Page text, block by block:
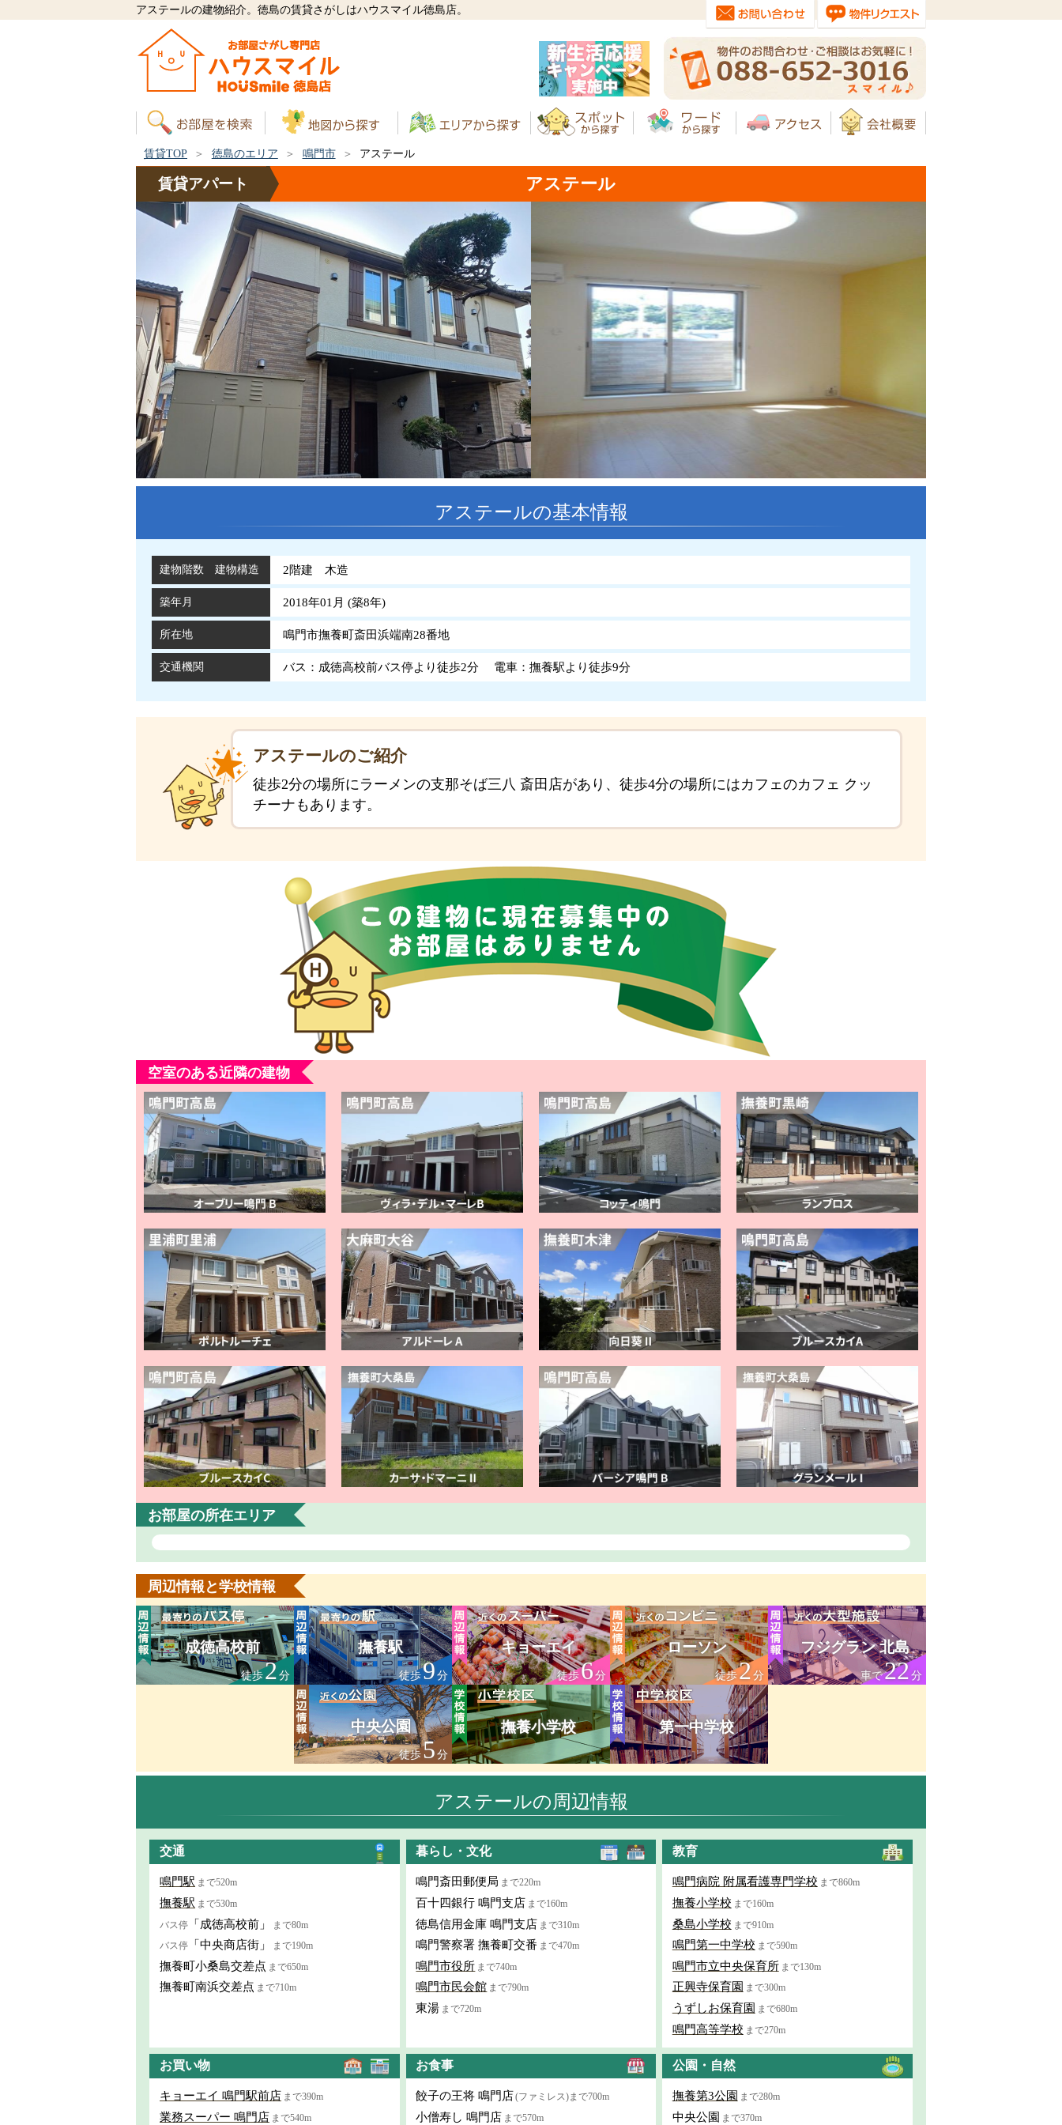
アステールの建物紹介。徳島の賃貸さがしはハウスマイル徳島店。
賃貸TOP 徳島のエリア 鳴門市 アステール
賃貸アパート アステール
アステールの基本情報
建物階数 建物構造 2階建 木造
築年月 2018年01月 (築8年)
所在地 鳴門市撫養町斎田浜端南28番地
交通機関 バス：成徳高校前バス停より徒歩2分 電車：撫養駅より徒歩9分
アステールのご紹介
徒歩2分の場所にラーメンの支那そば三八 斎田店があり、徒歩4分の場所にはカフェのカフェ クッ
チーナもあります。
空室のある近隣の建物
お部屋の所在エリア
周辺情報と学校情報
成徳高校前
徒歩2分
撫養駅
徒歩9分
キョーエイ
徒歩6分
ローソン
徒歩2分
フジグラン 北島
車で22分
中央公園
徒歩5分
撫養小学校 第一中学校
アステールの周辺情報
交通
鳴門駅 まで520m
撫養駅 まで530m
バス停 「成徳高校前」
まで80m
バス停 「中央商店街」 まで190m
撫養町小桑島交差点 まで650m
撫養町南浜交差点 まで710m
暮らし・文化
鳴門斎田郵便局 まで220m
百十四銀行 鳴門支店 まで160m
徳島信用金庫 鳴門支店 まで310m
鳴門警察署 撫養町交番 まで470m
鳴門市役所 まで740m
鳴門市民会館 まで790m
東湯 まで720m
教育
鳴門病院 附属看護専門学校 まで860m
撫養小学校 まで160m
桑島小学校 まで910m
鳴門第一中学校 まで590m
鳴門市立中央保育所 まで130m
正興寺保育園 まで300m
うずしお保育園 まで680m
鳴門高等学校 まで270m
お買い物
キョーエイ 鳴門駅前店 まで390m
業務スーパー 鳴門店 まで540m
お食事
餃子の王将 鳴門店(ファミレス)まで700m
小僧寿し 鳴門店 まで570m
公園・自然
撫養第3公園 まで280m
中央公園 まで370m